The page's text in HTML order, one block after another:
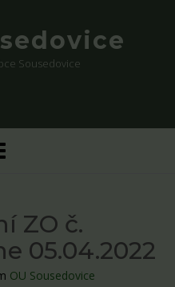
Sousedovice
ZO č.
05.04.2022
OU Sousedovice